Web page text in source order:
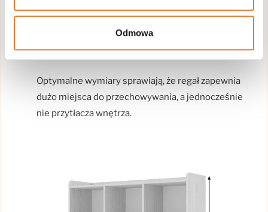
Odmowa
Głębokość: 42 cm
Wysokość: 160 cm
Optymalne wymiary sprawiają, że regał zapewnia
dużo miejsca do przechowywania, a jednocześnie
nie przytłacza wnętrza.